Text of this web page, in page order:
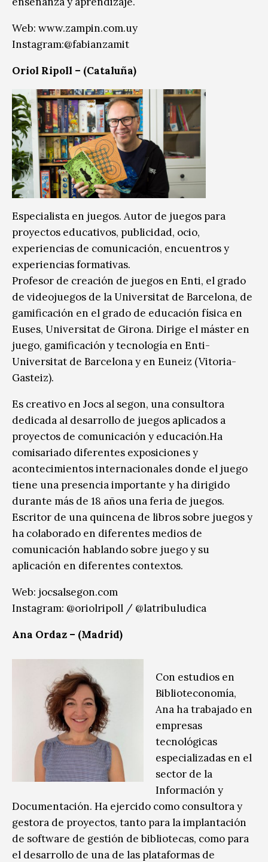
Web: www.zampin.com.uy
Instagram:@fabianzamit
Oriol Ripoll – (Cataluña)
Especialista en juegos. Autor de juegos para
proyectos educativos, publicidad, ocio,
experiencias de comunicación, encuentros y
experiencias formativas.
Profesor de creación de juegos en Enti, el grado
de videojuegos de la Universitat de Barcelona, de
gamificación en el grado de educación física en
Euses, Universitat de Girona. Dirige el máster en
juego, gamificación y tecnología en Enti-
Universitat de Barcelona y en Euneiz (Vitoria-
Gasteiz).
Es creativo en Jocs al segon, una consultora
dedicada al desarrollo de juegos aplicados a
proyectos de comunicación y educación.Ha
comisariado diferentes exposiciones y
acontecimientos internacionales donde el juego
tiene una presencia importante y ha dirigido
durante más de 18 años una feria de juegos.
Escritor de una quincena de libros sobre juegos y
ha colaborado en diferentes medios de
comunicación hablando sobre juego y su
aplicación en diferentes contextos.
Web: jocsalsegon.com
Instagram: @oriolripoll / @latribuludica
Ana Ordaz – (Madrid)
Con estudios en
Biblioteconomía,
Ana ha trabajado en
empresas
tecnológicas
especializadas en el
sector de la
Información y
Documentación. Ha ejercido como consultora y
gestora de proyectos, tanto para la implantación
de software de gestión de bibliotecas, como para
el desarrollo de una de las plataformas de